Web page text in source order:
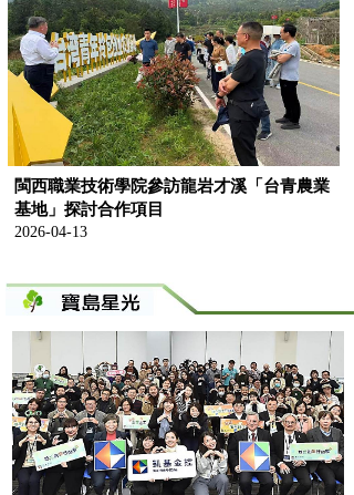
閩西職業技術學院參訪龍岩才溪「台青農業
基地」探討合作項目
2026-04-13